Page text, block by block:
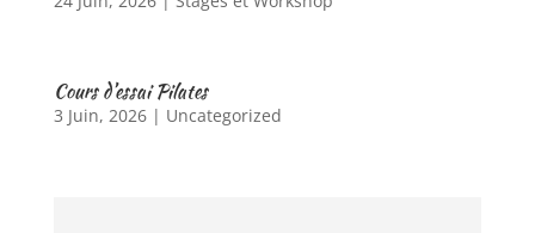
Cours d’essai Pilates
3 Juin, 2026| Uncategorized